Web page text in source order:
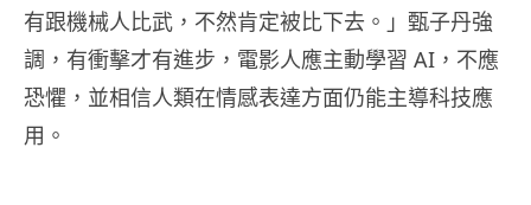
有跟機械人比武，不然肯定被比下去。」甄子丹強
調，有衝擊才有進步，電影人應主動學習 AI，不應
恐懼，並相信人類在情感表達方面仍能主導科技應
用。